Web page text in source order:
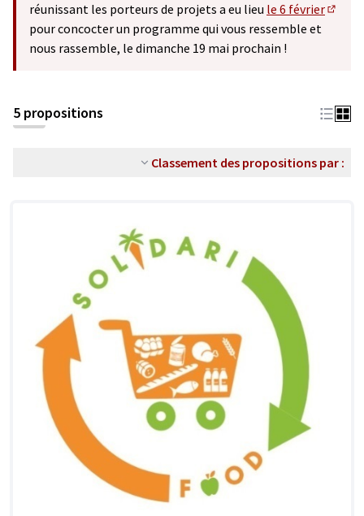
réunissant les porteurs de projets a eu lieu le 6 février
pour concocter un programme qui vous ressemble et
nous rassemble, le dimanche 19 mai prochain !
5 propositions
Classement des propositions par :